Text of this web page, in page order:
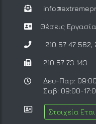
Θέσεις
210 57 47 562,
210 57 73 143
Δευ-Παρ:
Σαβ: 09:00-
Στοιχεία